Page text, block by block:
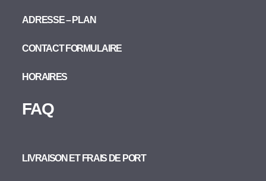
ADRESSE – PLAN
CONTACT FORMULAIRE
HORAIRES
FAQ
LIVRAISON ET FRAIS DE PORT